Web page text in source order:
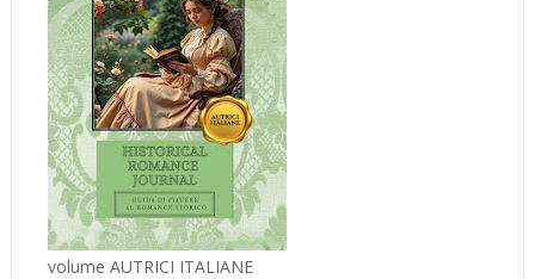
volume AUTRICI ITALIANE